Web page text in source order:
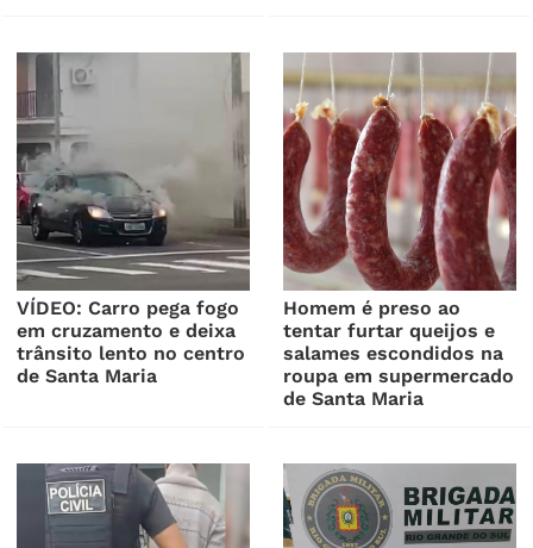
VÍDEO: Carro pega fogo
em cruzamento e deixa
trânsito lento no centro
de Santa Maria
Homem é preso ao
tentar furtar queijos e
salames escondidos na
roupa em supermercado
de Santa Maria